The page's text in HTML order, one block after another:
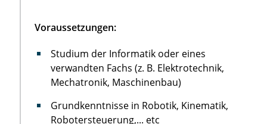
Voraussetzungen:
Studium der Informatik oder eines
verwandten Fachs (z. B. Elektrotechnik,
Mechatronik, Maschinenbau)
Grundkenntnisse in Robotik, Kinematik,
Robotersteuerung,... etc